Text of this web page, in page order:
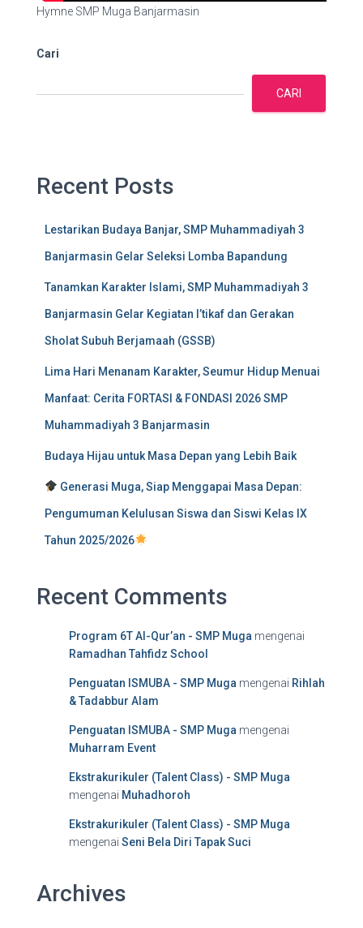
Hymne SMP Muga Banjarmasin
Cari
CARI
Recent Posts
Lestarikan Budaya Banjar, SMP Muhammadiyah 3
Banjarmasin Gelar Seleksi Lomba Bapandung
Tanamkan Karakter Islami, SMP Muhammadiyah 3
Banjarmasin Gelar Kegiatan I’tikaf dan Gerakan
Sholat Subuh Berjamaah (GSSB)
Lima Hari Menanam Karakter, Seumur Hidup Menuai
Manfaat: Cerita FORTASI & FONDASI 2026 SMP
Muhammadiyah 3 Banjarmasin
Budaya Hijau untuk Masa Depan yang Lebih Baik
Generasi Muga, Siap Menggapai Masa Depan:
Pengumuman Kelulusan Siswa dan Siswi Kelas IX
Tahun 2025/2026
Recent Comments
Program 6T Al-Qur’an - SMP Muga mengenai
Ramadhan Tahfidz School
Penguatan ISMUBA - SMP Muga mengenai Rihlah
& Tadabbur Alam
Penguatan ISMUBA - SMP Muga mengenai
Muharram Event
Ekstrakurikuler (Talent Class) - SMP Muga
mengenai Muhadhoroh
Ekstrakurikuler (Talent Class) - SMP Muga
mengenai Seni Bela Diri Tapak Suci
Archives